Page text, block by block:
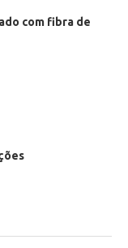
com fibra de